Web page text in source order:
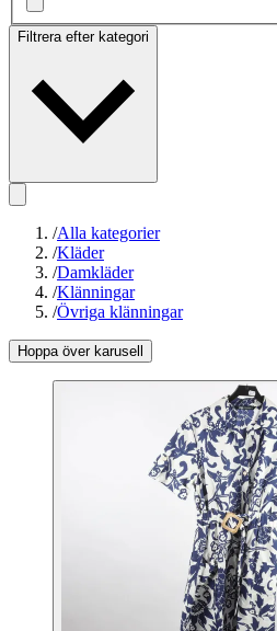
Filtrera efter kategori
/Alla kategorier
/Kläder
/Damkläder
/Klänningar
/Övriga klänningar
Hoppa över karusell